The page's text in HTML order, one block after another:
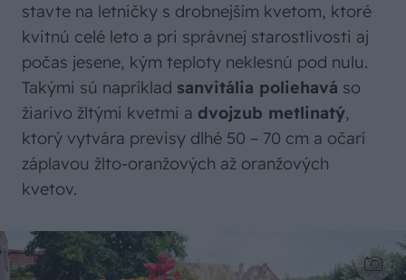
stavte na letničky s drobnejším kvetom, ktoré
kvitnú celé leto a pri správnej starostlivosti aj
počas jesene, kým teploty neklesnú pod nulu.
Takými sú napríklad sanvitália poliehavá so
žiarivo žltými kvetmi a dvojzub metlinatý,
ktorý vytvára previsy dlhé 50 – 70 cm a očarí
záplavou žlto-oranžových až oranžových
kvetov.